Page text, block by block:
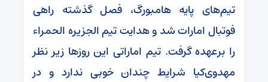
تیم‌های پایه هامبورگ، فصل گذشته راهی
فوتبال امارات شد و هدایت تیم الجزیره الحمراء
را برعهده گرفت. تیم اماراتی این روزها زیر نظر
مهدوی‌کیا شرایط چندان خوبی ندارد و در